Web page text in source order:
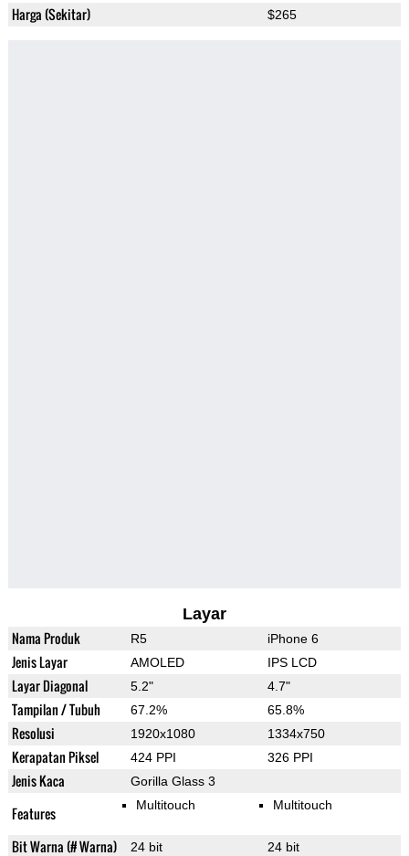
Harga (Sekitar) $265
Layar
Nama Produk R5 iPhone 6
Jenis Layar AMOLED IPS LCD
Layar Diagonal 5.2" 4.7"
Tampilan / Tubuh 67.2% 65.8%
Resolusi 1920x1080 1334x750
Kerapatan Piksel 424 PPI 326 PPI
Jenis Kaca Gorilla Glass 3
Features Multitouch Multitouch
Bit Warna (# Warna) 24 bit 24 bit